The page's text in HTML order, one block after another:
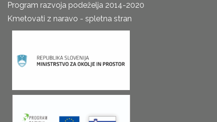
Program razvoja podeželja 2014-2020
Kmetovati z naravo - spletna stran